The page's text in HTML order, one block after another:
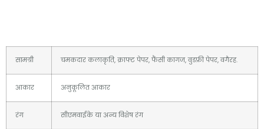
सामग्री चमकदार कलाकृति, क्राफ्ट पेपर, फैंसी कागज, वुडफ्री पेपर, वगैरह.
आकार अनुकूलित आकार
रंग सीएमवाईके या अन्य विशेष रंग